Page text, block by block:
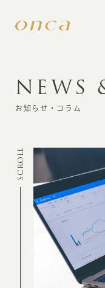
CREATION
MARKETING
NEWS
お知らせ・コラム
SCROLL